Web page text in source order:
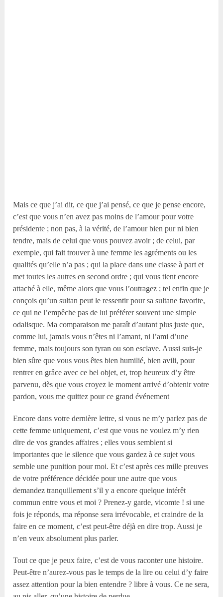
Mais ce que j’ai dit, ce que j’ai pensé, ce que je pense encore,
c’est que vous n’en avez pas moins de l’amour pour votre
présidente ; non pas, à la vérité, de l’amour bien pur ni bien
tendre, mais de celui que vous pouvez avoir ; de celui, par
exemple, qui fait trouver à une femme les agréments ou les
qualités qu’elle n’a pas ; qui la place dans une classe à part et
met toutes les autres en second ordre ; qui vous tient encore
attaché à elle, même alors que vous l’outragez ; tel enfin que je
conçois qu’un sultan peut le ressentir pour sa sultane favorite,
ce qui ne l’empêche pas de lui préférer souvent une simple
odalisque. Ma comparaison me paraît d’autant plus juste que,
comme lui, jamais vous n’êtes ni l’amant, ni l’ami d’une
femme, mais toujours son tyran ou son esclave. Aussi suis-je
bien sûre que vous vous êtes bien humilié, bien avili, pour
rentrer en grâce avec ce bel objet, et, trop heureux d’y être
parvenu, dès que vous croyez le moment arrivé d’obtenir votre
pardon, vous me quittez pour ce grand événement
Encore dans votre dernière lettre, si vous ne m’y parlez pas de
cette femme uniquement, c’est que vous ne voulez m’y rien
dire de vos grandes affaires ; elles vous semblent si
importantes que le silence que vous gardez à ce sujet vous
semble une punition pour moi. Et c’est après ces mille preuves
de votre préférence décidée pour une autre que vous
demandez tranquillement s’il y a encore quelque intérêt
commun entre vous et moi ? Prenez-y garde, vicomte ! si une
fois je réponds, ma réponse sera irrévocable, et craindre de la
faire en ce moment, c’est peut-être déjà en dire trop. Aussi je
n’en veux absolument plus parler.
Tout ce que je peux faire, c’est de vous raconter une histoire.
Peut-être n’aurez-vous pas le temps de la lire ou celui d’y faire
assez attention pour la bien entendre ? libre à vous. Ce ne sera,